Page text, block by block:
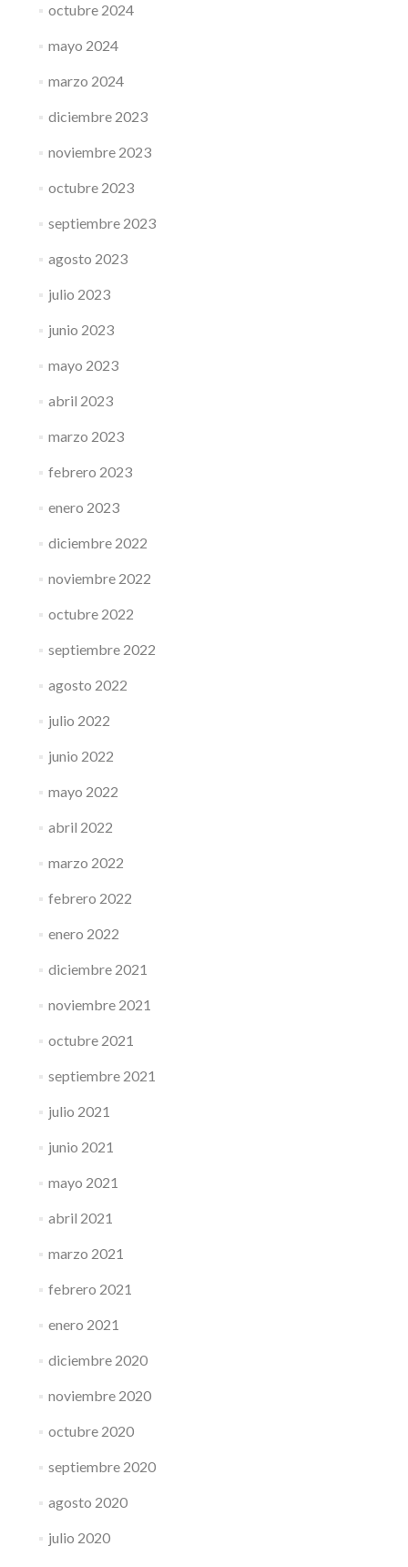
octubre 2024
mayo 2024
marzo 2024
diciembre 2023
noviembre 2023
octubre 2023
septiembre 2023
agosto 2023
julio 2023
junio 2023
mayo 2023
abril 2023
marzo 2023
febrero 2023
enero 2023
diciembre 2022
noviembre 2022
octubre 2022
septiembre 2022
agosto 2022
julio 2022
junio 2022
mayo 2022
abril 2022
marzo 2022
febrero 2022
enero 2022
diciembre 2021
noviembre 2021
octubre 2021
septiembre 2021
julio 2021
junio 2021
mayo 2021
abril 2021
marzo 2021
febrero 2021
enero 2021
diciembre 2020
noviembre 2020
octubre 2020
septiembre 2020
agosto 2020
julio 2020